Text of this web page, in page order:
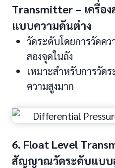
Transmitter – เครื่
แบบความดันต่าง
วัดระดับโดยการวัดค
สองจุดในถัง
เหมาะสำหรับการวัด
ความสูงมาก
6. Float Level
สัญญาณวัดระดับแบบ